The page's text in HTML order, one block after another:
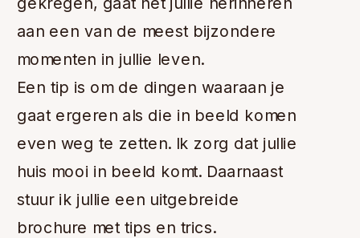
aan een van de meest bijzondere
momenten in jullie leven.
Een tip is om de dingen waaraan je
gaat ergeren als die in beeld komen
even weg te zetten. Ik zorg dat jullie
huis mooi in beeld komt. Daarnaast
stuur ik jullie een uitgebreide
brochure met tips en trics.